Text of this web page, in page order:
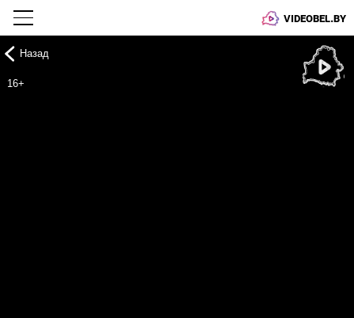
VIDEOBEL.BY
Назад
16+